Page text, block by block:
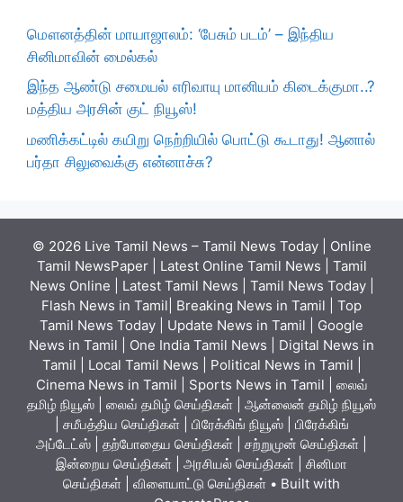
மௌனத்தின் மாயாஜாலம்: ‘பேசும் படம்’ – இந்திய
சினிமாவின் மைல்கல்
இந்த ஆண்டு சமையல் எரிவாயு மானியம் கிடைக்குமா..?
மத்திய அரசின் குட் நியூஸ்!
மணிக்கட்டில் கயிறு நெற்றியில் பொட்டு கூடாது! ஆனால்
பர்தா சிலுவைக்கு என்னாச்சு?
© 2026 Live Tamil News – Tamil News Today | Online
Tamil NewsPaper | Latest Online Tamil News | Tamil
News Online | Latest Tamil News | Tamil News Today |
Flash News in Tamil| Breaking News in Tamil | Top
Tamil News Today | Update News in Tamil | Google
News in Tamil | One India Tamil News | Digital News in
Tamil | Local Tamil News | Political News in Tamil |
Cinema News in Tamil | Sports News in Tamil | லைவ்
தமிழ் நியூஸ் | லைவ் தமிழ் செய்திகள் | ஆன்லைன் தமிழ் நியூஸ்
| சமீபத்திய செய்திகள் | பிரேக்கிங் நியூஸ் | பிரேக்கிங்
அப்டேட்ஸ் | தற்போதைய செய்திகள் | சற்றுமுன் செய்திகள் |
இன்றைய செய்திகள் | அரசியல் செய்திகள் | சினிமா
செய்திகள் | விளையாட்டு செய்திகள் • Built with